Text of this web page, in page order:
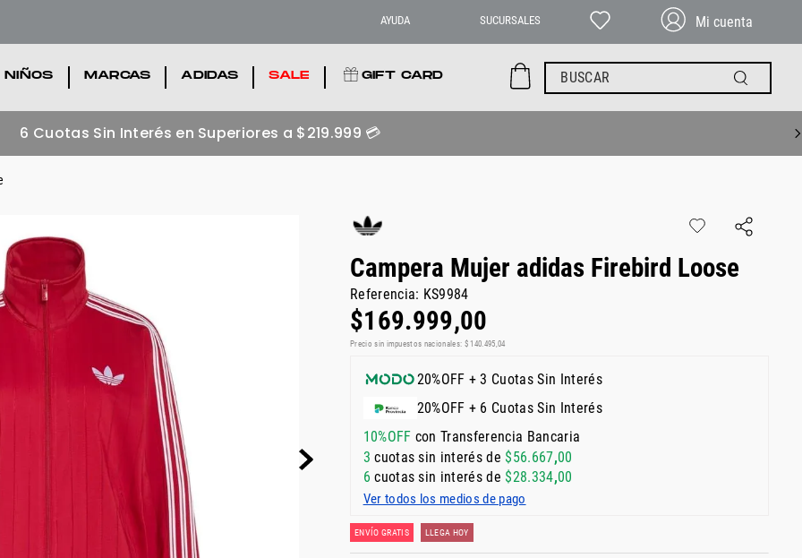
AYUDA SUCURSALES
NIÑOS MARCAS ADIDAS SALE GIFT CARD BUSCAR
6 Cuotas Sin Interés en Superiores a $219.999 💳
Campera Mujer adidas Firebird Loose
Referencia: KS9984
$169.999,00
Precio sin impuestos nacionales: $ 140 495 04
20%OFF + 3 Cuotas Sin Interés
20%OFF + 6 Cuotas Sin Interés
10%OFF con Transferencia Bancaria
3 cuotas sin interés de $56.667,00
6 cuotas sin interés de $28.334,00
Ver todos los medios de pago
ENVÍO GRATIS LLEGA HOY